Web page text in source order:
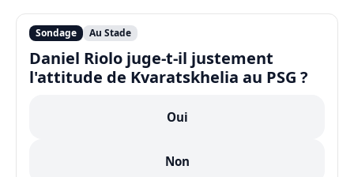
Sondage Au Stade
Daniel Riolo juge-t-il justement
l'attitude de Kvaratskhelia au PSG ?
Oui
Non